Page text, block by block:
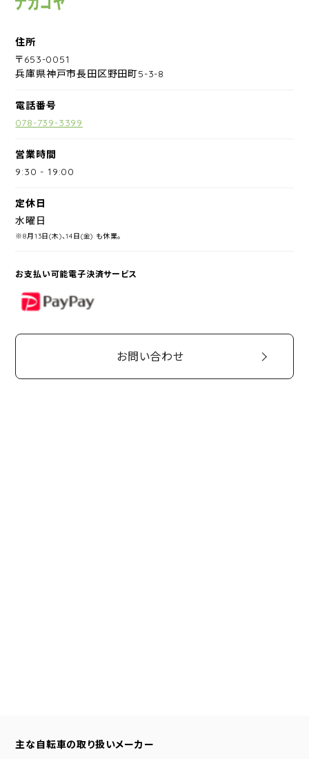
住所
〒653-0051
兵庫県神戸市長田区野田町5-3-8
電話番号
078-739-3399
営業時間
9:30 -19:00
定休日
水曜日
※8月13日(木)、14日(金) も休業。
お支払い可能電子決済サービス
PayPay
お問い合わせ
主な自転車の取り扱いメーカー